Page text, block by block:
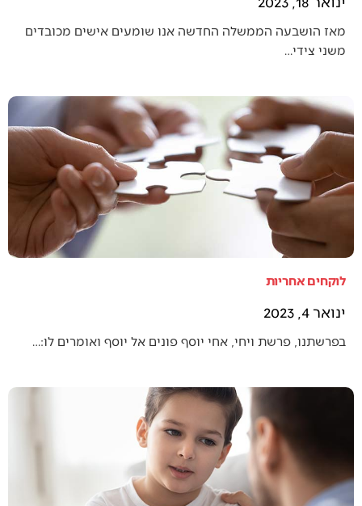
מאז הושבעה הממשלה החדשה אנו שומעים אישים מכובדים
משני צידי…
לוקחים אחריות
ינואר 4, 2023
בפרשתנו, פרשת ויחי, אחי יוסף פונים אל יוסף ואומרים לו:…